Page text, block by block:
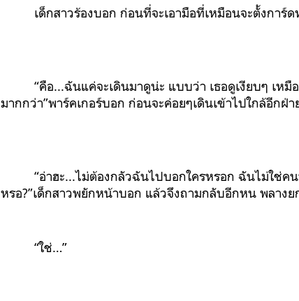
เด็กสาวร้องบอก ก่อนที่จะเอามือที่เหมือนจะตั้งการ์
“คือ...ฉันแค่จะเดินมาดูน่ะ แบบว่า เธอดูเงียบๆ เ
มากกว่า”พาร์คเกอร์บอก ก่อนจะค่อยๆเดินเข้าไปใกล้อีกฝ่า
“อ่าฮะ...ไม่ต้องกลัวฉันไปบอกใครหรอก ฉันไม่ใช่ค
หรอ?”เด็กสาวพยักหน้าบอก แล้วจึงถามกลับอีกหน พลาง
“ใช่…”